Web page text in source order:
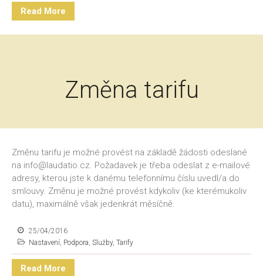
Read More
Změna tarifu
Změnu tarifu je možné provést na základě žádosti odeslané
na info@laudatio.cz. Požadavek je třeba odeslat z e-mailové
adresy, kterou jste k danému telefonnímu číslu uvedl/a do
smlouvy. Změnu je možné provést kdykoliv (ke kterémukoliv
datu), maximálně však jedenkrát měsíčně.
25/04/2016
Nastavení, Podpora, Služby, Tarify
Read More